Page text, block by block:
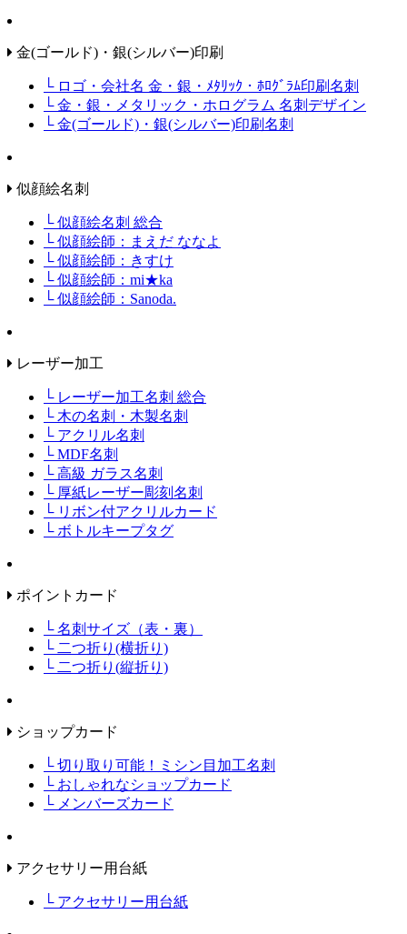
金(ゴールド)・銀(シルバー)印刷
└ ロゴ・会社名 金・銀・ﾒﾀﾘｯｸ・ﾎﾛｸﾞﾗﾑ印刷名刺
└ 金・銀・メタリック・ホログラム 名刺デザイン
└ 金(ゴールド)・銀(シルバー)印刷名刺
似顔絵名刺
└ 似顔絵名刺 総合
└ 似顔絵師：まえだ ななよ
└ 似顔絵師：きすけ
└ 似顔絵師：mi★ka
└ 似顔絵師：Sanoda.
レーザー加工
└ レーザー加工名刺 総合
└ 木の名刺・木製名刺
└ アクリル名刺
└ MDF名刺
└ 高級 ガラス名刺
└ 厚紙レーザー彫刻名刺
└ リボン付アクリルカード
└ ボトルキープタグ
ポイントカード
└ 名刺サイズ（表・裏）
└ 二つ折り(横折り)
└ 二つ折り(縦折り)
ショップカード
└ 切り取り可能！ミシン目加工名刺
└ おしゃれなショップカード
└ メンバーズカード
アクセサリー用台紙
└ アクセサリー用台紙